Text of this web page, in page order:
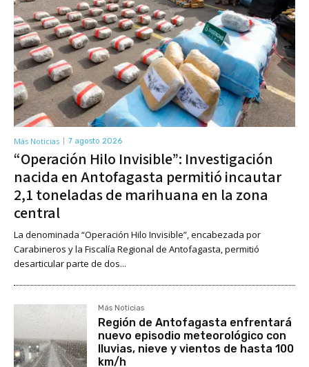
Más Noticias 7 agosto 2026
“Operación Hilo Invisible”: Investigación
nacida en Antofagasta permitió incautar
2,1 toneladas de marihuana en la zona
central
La denominada “Operación Hilo Invisible”, encabezada por
Carabineros y la Fiscalía Regional de Antofagasta, permitió
desarticular parte de dos...
Más Noticias
Región de Antofagasta enfrentará
nuevo episodio meteorológico con
lluvias, nieve y vientos de hasta 100
km/h